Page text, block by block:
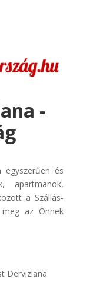
-
egyszerűen és
apartmanok,
a Szállás-
az Önnek
Derviziana